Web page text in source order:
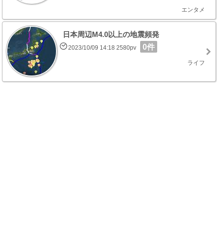
エンタメ
日本周辺M4.0以上の地震頻発
2023/10/09 14:18 2580pv 0件
ライフ